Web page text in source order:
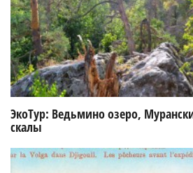
ЭкоТур: Ведьмино озеро,
скалы